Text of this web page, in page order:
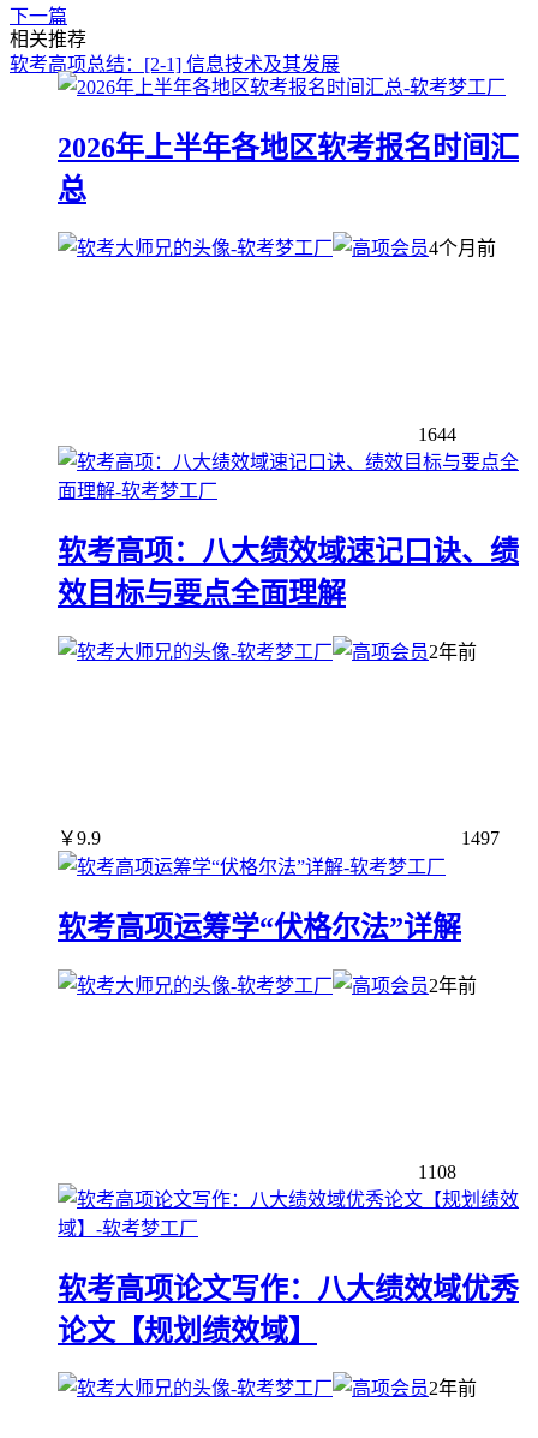
下一篇
软考高项总结：[2-1] 信息技术及其发展
相关推荐
2026年上半年各地区软考报名时间汇
总
4个月前
1644
软考高项：八大绩效域速记口诀、绩
效目标与要点全面理解
2年前
￥9.9 1497
软考高项运筹学“伏格尔法”详解
2年前
1108
软考高项论文写作：八大绩效域优秀
论文【规划绩效域】
2年前